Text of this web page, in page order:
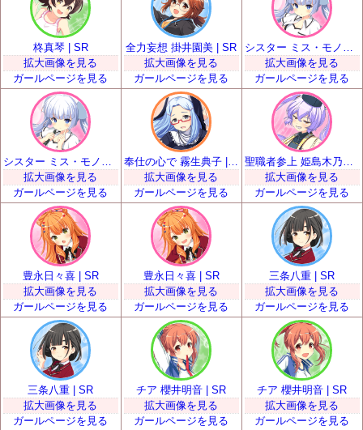
柊真琴 | SR
拡大画像を見る
ガールページを見る
全力妄想 掛井園美 | SR
拡大画像を見る
ガールページを見る
拡大画像を見る
ガールページを見る
拡大画像を見る
ガールページを見る
奉仕の心で 霧生典子 | SR
拡大画像を見る
ガールページを見る
拡大画像を見る
ガールページを見る
豊永日々喜 | SR
拡大画像を見る
ガールページを見る
豊永日々喜 | SR
拡大画像を見る
ガールページを見る
三条八重 | SR
拡大画像を見る
ガールページを見る
三条八重 | SR
拡大画像を見る
ガールページを見る
チア 櫻井明音 | SR
拡大画像を見る
ガールページを見る
チア 櫻井明音 | SR
拡大画像を見る
ガールページを見る